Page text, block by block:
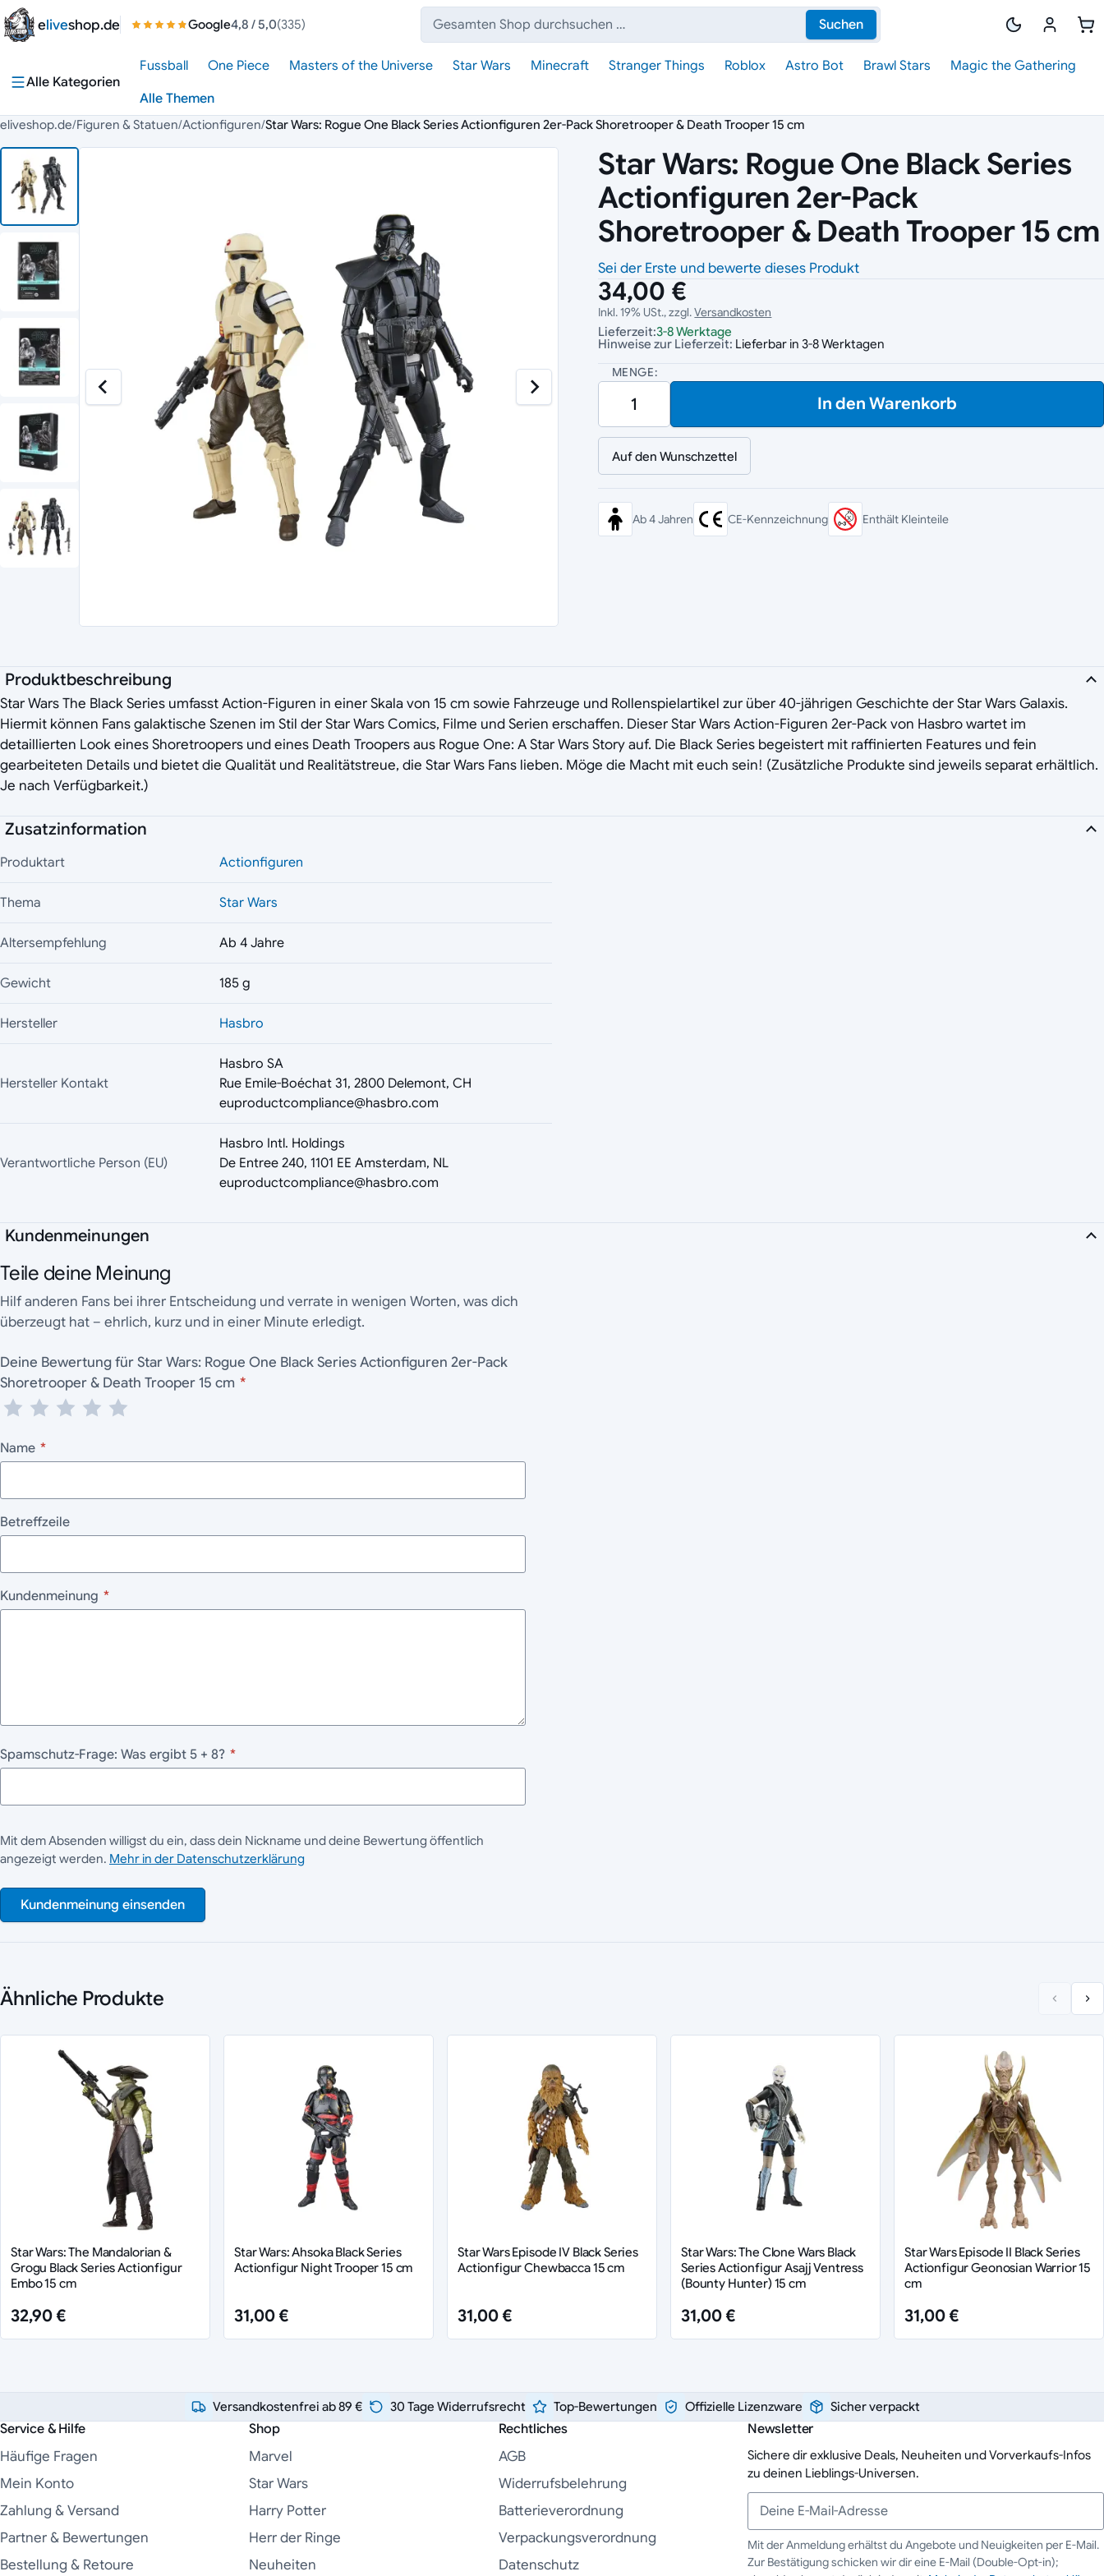
Zum Inhalt springen
eliveshop.de Google4,8 / 5,0(335)
Suche:
Suchen
Alle Kategorien
Fussball One Piece Masters of the Universe Star Wars Minecraft Stranger Things Roblox Astro Bot Brawl Stars
Magic the Gathering
Alle Themen
eliveshop.de/Figuren & Statuen/Actionfiguren/Star Wars: Rogue One Black Series Actionfiguren 2er-Pack Shoretrooper & Death Trooper 15 cm
Star Wars: Rogue One Black Series
Actionfiguren 2er-Pack
Shoretrooper & Death Trooper 15 cm
Sei der Erste und bewerte dieses Produkt
34,00 €
Inkl. 19% USt., zzgl.Versandkosten
Lieferzeit:3-8 Werktage
Hinweise zur Lieferzeit: Lieferbar in 3-8 Werktagen
MENGE:
In den Warenkorb
Auf den Wunschzettel
Ab 4 Jahren CE-Kennzeichnung Enthält Kleinteile
Produktbeschreibung
Star Wars The Black Series umfasst Action-Figuren in einer Skala von 15 cm sowie Fahrzeuge und Rollenspielartikel zur über 40-jährigen Geschichte der Star Wars Galaxis.
Hiermit können Fans galaktische Szenen im Stil der Star Wars Comics, Filme und Serien erschaffen. Dieser Star Wars Action-Figuren 2er-Pack von Hasbro wartet im
detaillierten Look eines Shoretroopers und eines Death Troopers aus Rogue One: A Star Wars Story auf. Die Black Series begeistert mit raffinierten Features und fein
gearbeiteten Details und bietet die Qualität und Realitätstreue, die Star Wars Fans lieben. Möge die Macht mit euch sein! (Zusätzliche Produkte sind jeweils separat erhältlich.
Je nach Verfügbarkeit.)
Zusatzinformation
Produktart Actionfiguren
Thema Star Wars
Altersempfehlung Ab 4 Jahre
Gewicht 185 g
Hersteller Hasbro
Hersteller Kontakt
Hasbro SA
Rue Emile-Boéchat 31, 2800 Delemont, CH
euproductcompliance@hasbro.com
Verantwortliche Person (EU)
Hasbro Intl. Holdings
De Entree 240, 1101 EE Amsterdam, NL
euproductcompliance@hasbro.com
Kundenmeinungen
Teile deine Meinung
Hilf anderen Fans bei ihrer Entscheidung und verrate in wenigen Worten, was dich
überzeugt hat – ehrlich, kurz und in einer Minute erledigt.
Deine Bewertung für Star Wars: Rogue One Black Series Actionfiguren 2er-Pack
Shoretrooper & Death Trooper 15 cm *
Name *
Betreffzeile
Kundenmeinung *
Spamschutz-Frage: Was ergibt 5 + 8? *
Mit dem Absenden willigst du ein, dass dein Nickname und deine Bewertung öffentlich
angezeigt werden. Mehr in der Datenschutzerklärung
Kundenmeinung einsenden
Ähnliche Produkte
Star Wars: The Mandalorian &
Grogu Black Series Actionfigur
Embo 15 cm
32,90 €
Star Wars: Ahsoka Black Series
Actionfigur Night Trooper 15 cm
31,00 €
Star Wars Episode IV Black Series
Actionfigur Chewbacca 15 cm
31,00 €
Star Wars: The Clone Wars Black
Series Actionfigur Asajj Ventress
(Bounty Hunter) 15 cm
31,00 €
Star Wars Episode II Black Series
Actionfigur Geonosian Warrior 15
cm
31,00 €
Versandkostenfrei ab 89 € 30 Tage Widerrufsrecht Top-Bewertungen Offizielle Lizenzware Sicher verpackt
Service & Hilfe
Häufige Fragen
Mein Konto
Zahlung & Versand
Partner & Bewertungen
Bestellung & Retoure
Shop
Marvel
Star Wars
Harry Potter
Herr der Ringe
Neuheiten
Rechtliches
AGB
Widerrufsbelehrung
Batterieverordnung
Verpackungsverordnung
Datenschutz
Newsletter
Sichere dir exklusive Deals, Neuheiten und Vorverkaufs-Infos
zu deinen Lieblings-Universen.
Deine E-Mail-Adresse
Mit der Anmeldung erhältst du Angebote und Neuigkeiten per E-Mail.
Zur Bestätigung schicken wir dir eine E-Mail (Double-Opt-in);